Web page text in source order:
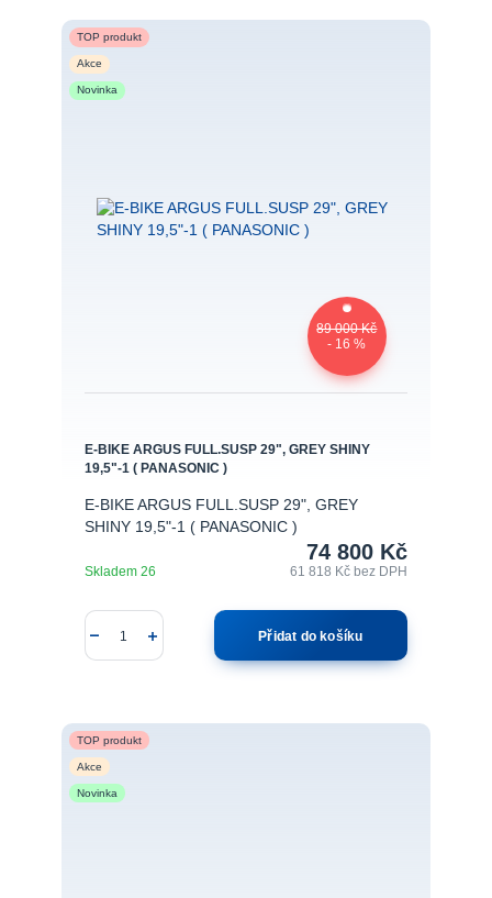
TOP produkt
Akce
Novinka
89 000 Kč
- 16 %
E-BIKE ARGUS FULL.SUSP 29", GREY SHINY
19,5"-1 ( PANASONIC )
E-BIKE ARGUS FULL.SUSP 29", GREY
SHINY 19,5"-1 ( PANASONIC )
74 800 Kč
61 818 Kč bez DPH
Skladem 26
Přidat do košíku
TOP produkt
Akce
Novinka